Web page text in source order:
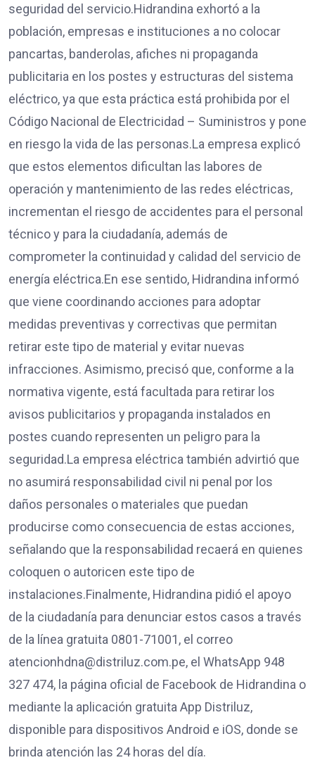
seguridad del servicio.Hidrandina exhortó a la
población, empresas e instituciones a no colocar
pancartas, banderolas, afiches ni propaganda
publicitaria en los postes y estructuras del sistema
eléctrico, ya que esta práctica está prohibida por el
Código Nacional de Electricidad – Suministros y pone
en riesgo la vida de las personas.La empresa explicó
que estos elementos dificultan las labores de
operación y mantenimiento de las redes eléctricas,
incrementan el riesgo de accidentes para el personal
técnico y para la ciudadanía, además de
comprometer la continuidad y calidad del servicio de
energía eléctrica.En ese sentido, Hidrandina informó
que viene coordinando acciones para adoptar
medidas preventivas y correctivas que permitan
retirar este tipo de material y evitar nuevas
infracciones. Asimismo, precisó que, conforme a la
normativa vigente, está facultada para retirar los
avisos publicitarios y propaganda instalados en
postes cuando representen un peligro para la
seguridad.La empresa eléctrica también advirtió que
no asumirá responsabilidad civil ni penal por los
daños personales o materiales que puedan
producirse como consecuencia de estas acciones,
señalando que la responsabilidad recaerá en quienes
coloquen o autoricen este tipo de
instalaciones.Finalmente, Hidrandina pidió el apoyo
de la ciudadanía para denunciar estos casos a través
de la línea gratuita 0801-71001, el correo
atencionhdna@distriluz.com.pe, el WhatsApp 948
327 474, la página oficial de Facebook de Hidrandina o
mediante la aplicación gratuita App Distriluz,
disponible para dispositivos Android e iOS, donde se
brinda atención las 24 horas del día.